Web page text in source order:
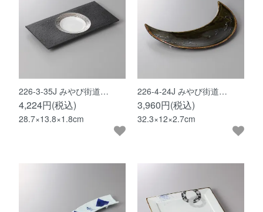
226-3-35J みやび街道…
4,224円(税込)
28.7×13.8×1.8cm
226-4-24J みやび街道…
3,960円(税込)
32.3×12×2.7cm